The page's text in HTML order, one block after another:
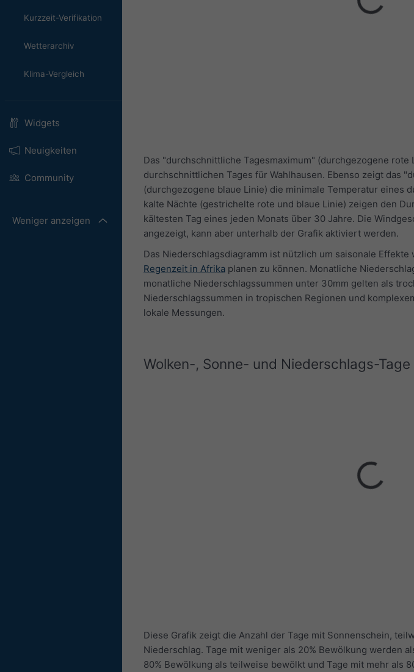
Kurzzeit-Verifikation
Wetterarchiv
Klima-Vergleich
Widgets
Neuigkeiten
Community
Weniger anzeigen
Das "durchschnittliche Tagesmaximum" (durchgezogene
durchschnittlichen Tages für Wahlhausen. Ebenso zeigt das
(durchgezogene blaue Linie) die minimale Temperatur eines
kalte Nächte (gestrichelte rote und blaue Linie) zeigen den
kältesten Tag eines jeden Monats über 30 Jahre. Die
angezeigt, kann aber unterhalb der Grafik aktiviert werden.
Das Niederschlagsdiagramm ist nützlich um saisonale Effekte
Regenzeit in Afrika planen zu können. Monatliche
monatliche Niederschlagssummen unter 30mm gelten als
Niederschlagssummen in tropischen Regionen und
lokale Messungen.
Wolken-, Sonne- und Niederschlags-Tage
Diese Grafik zeigt die Anzahl der Tage mit Sonnenschein,
Niederschlag. Tage mit weniger als 20% Bewölkung werden
80% Bewölkung als teilweise bewölkt und Tage mit mehr als